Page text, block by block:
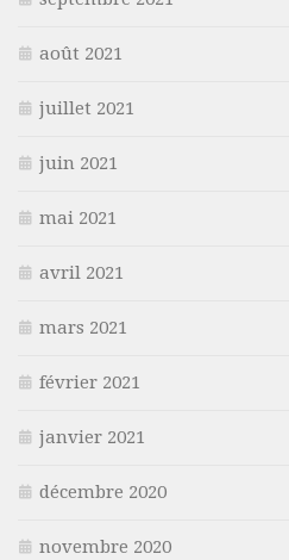
août 2021
juillet 2021
juin 2021
mai 2021
avril 2021
mars 2021
février 2021
janvier 2021
décembre 2020
novembre 2020